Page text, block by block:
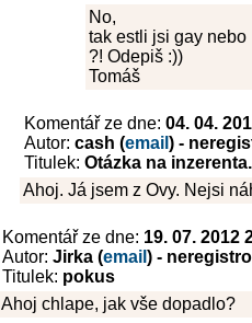
No,
tak estli jsi gay nebo
?! Odepiš :))
Tomáš
Komentář ze dne: 04. 04.
Autor: cash (email ) -
Titulek: Otázka na inzerenta.
Ahoj. Já jsem z Ovy. Nejsi
Komentář ze dne: 19. 07. 2012
Autor: Jirka (email ) -
Titulek: pokus
Ahoj chlape, jak vše dopadlo?